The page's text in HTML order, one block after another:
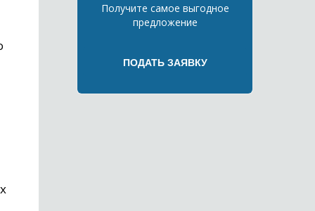
Получите самое выгодное
предложение